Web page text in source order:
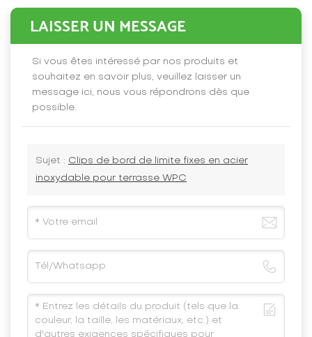
LAISSER UN MESSAGE
Si vous êtes intéressé par nos produits et
souhaitez en savoir plus, veuillez laisser un
message ici, nous vous répondrons dès que
possible.
Sujet : Clips de bord de limite fixes en acier
inoxydable pour terrasse WPC